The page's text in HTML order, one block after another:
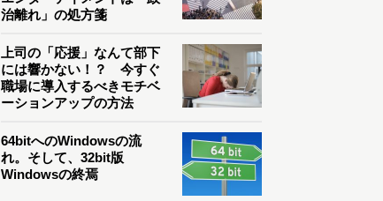
治離れ」の処方箋
上司の「応援」なんて部下
には響かない！？ 今すぐ
職場に導入するべきモチベ
ーションアップの方法
64bitへのWindowsの流
れ。そして、32bit版
Windowsの終焉